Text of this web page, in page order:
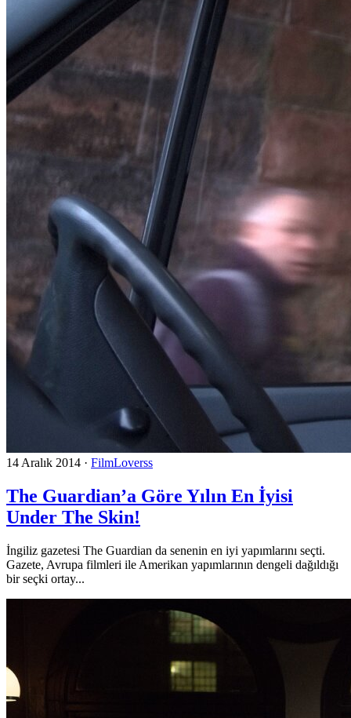
14 Aralık 2014 · FilmLoverss
The Guardian’a Göre Yılın En İyisi
Under The Skin!
İngiliz gazetesi The Guardian da senenin en iyi yapımlarını seçti.
Gazete, Avrupa filmleri ile Amerikan yapımlarının dengeli dağıldığı
bir seçki ortay...